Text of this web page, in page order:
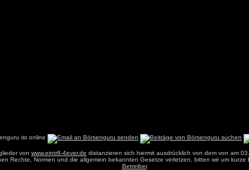
von www.eintr8-4ever.de distanzieren sich hiermit ausdrücklich von dem von am
Rechte, Normen und die allgemein bekannten Gesetze verletzen, bitten wir um kurze
Betreiber.